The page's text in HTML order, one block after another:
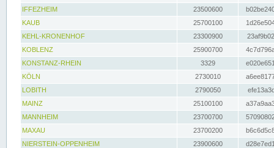
IFFEZHEIM
23500600
KAUB
25700100
KEHL-KRONENHOF
23300900
KOBLENZ
25900700
KONSTANZ-RHEIN
3329
KÖLN
2730010
LOBITH
2790050
MAINZ
25100100
MANNHEIM
23700700
MAXAU
23700200
NIERSTEIN-OPPENHEIM
23900600